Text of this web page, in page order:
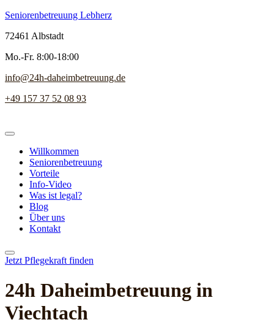
Seniorenbetreuung Lebherz
72461 Albstadt
Mo.-Fr. 8:00-18:00
info@24h-daheimbetreuung.de
+49 157 37 52 08 93
Willkommen
Seniorenbetreuung
Vorteile
Info-Video
Was ist legal?
Blog
Über uns
Kontakt
Jetzt Pflegekraft finden
24h Daheim­betreuung in
Viechtach